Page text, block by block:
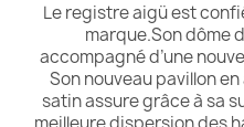
Le registre aigü est
marque.Son dôme
accompagné d’une
Son nouveau pavillon
satin assure grâce à sa